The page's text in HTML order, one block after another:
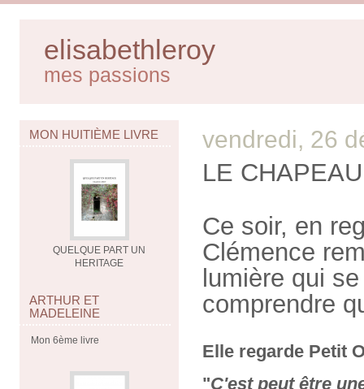
elisabethleroy
mes passions
MON HUITIÈME LIVRE
QUELQUE PART UN
HERITAGE
ARTHUR ET
MADELEINE
Mon 6ème livre
vendredi, 26
LE
Ce soir, en
Clémence
lumière qui
comprendre
Elle regarde Petit
"C'est peut être